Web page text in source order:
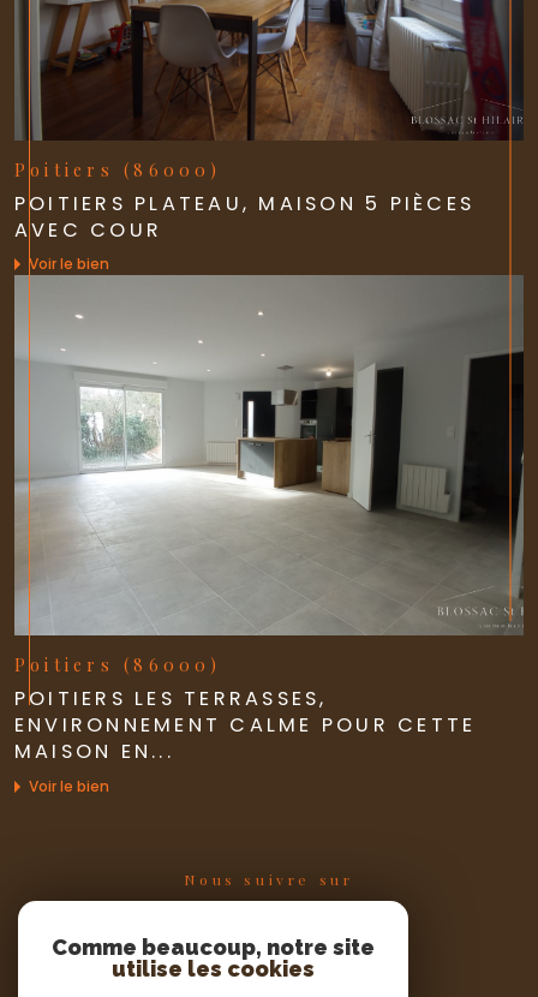
Poitiers (86000)
POITIERS PLATEAU, MAISON 5 PIÈCES
AVEC COUR
Voir le bien
Poitiers (86000)
POITIERS LES TERRASSES,
ENVIRONNEMENT CALME POUR CETTE
MAISON EN...
Voir le bien
Nous suivre sur
Comme beaucoup, notre site
utilise les cookies